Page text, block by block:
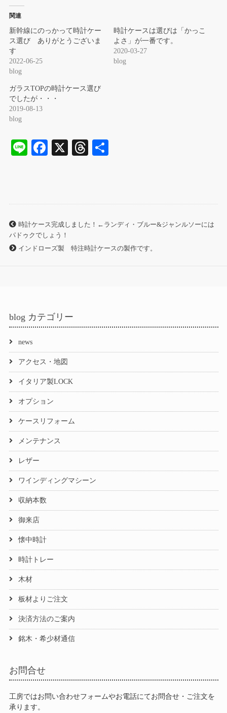
関連
新幹線にのっかって時計ケー
ス選び ありがとうございま
す
2022-06-25
blog
時計ケースは選びは「かっこ
よさ」が一番です。
2020-03-27
blog
ガラスTOPの時計ケース選び
でしたが・・・
2019-08-13
blog
Li
Fa
X
T
時計ケース完成しました！←ランディ・ブルー&ジャンルソーには
パドゥクでしょう！
インドローズ製 特注時計ケースの製作です。
blog カテゴリー
news
アクセス・地図
イタリア製LOCK
オプション
ケースリフォーム
メンテナンス
レザー
ワインディングマシーン
収納本数
御来店
懐中時計
時計トレー
木材
板材よりご注文
決済方法のご案内
銘木・希少材通信
お問合せ
工房ではお問い合わせフォームやお電話にてお問合せ・ご注文を
承ります。